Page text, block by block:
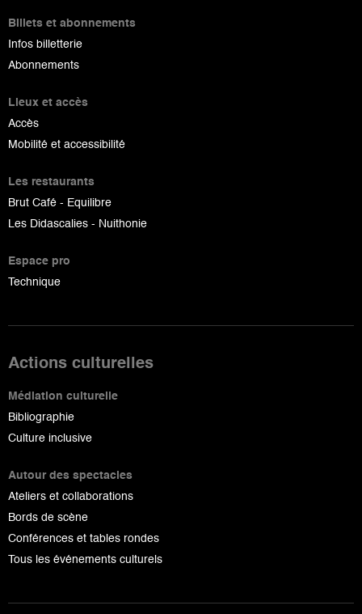
Billets et abonnements
Infos billetterie
Abonnements
Lieux et accès
Accès
Mobilité et accessibilité
Les restaurants
Brut Café - Equilibre
Les Didascalies - Nuithonie
Espace pro
Technique
Actions culturelles
Médiation culturelle
Bibliographie
Culture inclusive
Autour des spectacles
Ateliers et collaborations
Bords de scène
Conférences et tables rondes
Tous les événements culturels